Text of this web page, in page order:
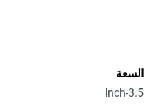
السعة
3.5-Inch